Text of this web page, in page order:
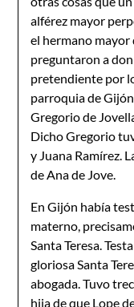
alférez mayor
el hermano mayor
preguntaron a
pretendiente por
parroquia de
Gregorio de
Dicho Gregorio
y Juana Ramírez.
de Ana de Jove.
En Gijón había
materno,
Santa Teresa.
gloriosa Santa
abogada. Tuvo
hija de que Lope